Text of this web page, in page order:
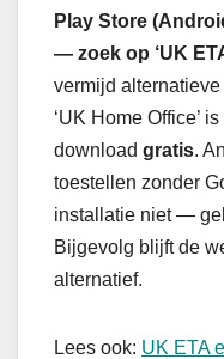
Play Store
— zoek op ‘UK
vermijd
‘UK Home Office’
download gratis.
toestellen zonder
installatie niet —
Bijgevolg blijft de
alternatief.
Lees ook: UK ETA